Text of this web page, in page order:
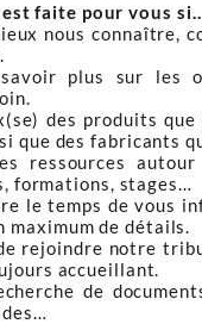
faite pour vous
nous connaître,
plus sur les
des produits
que des fabricants
ressources
formations, stages…
le temps de vous
maximum de détails.
rejoindre notre
accueillant.
de